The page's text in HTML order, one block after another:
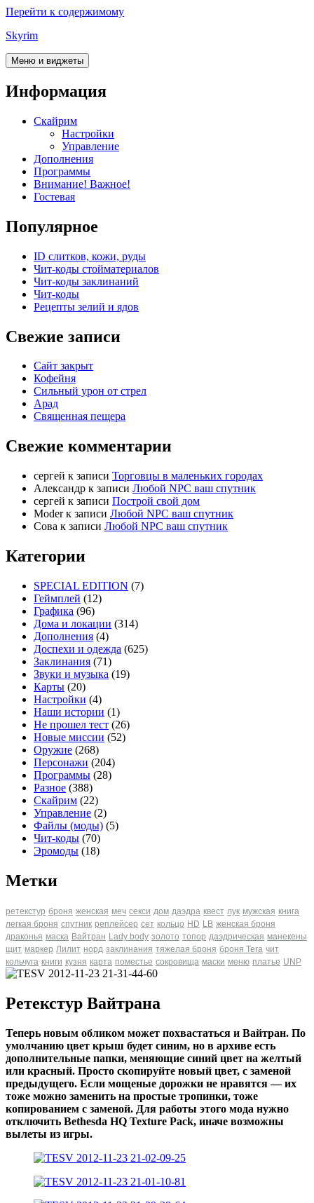
Перейти к содержимому
Skyrim
Меню и виджеты
Информация
Скайрим
Настройки
Управление
Дополнения
Программы
Внимание! Важное!
Гостевая
Популярное
ID слитков, кожи, руды
Чит-коды стойматериалов
Чит-коды заклинаний
Чит-коды
Рецепты зелий и ядов
Свежие записи
Сайт закрыт
Кофейня
Cильный урон от стрел
Арад
Священная пещера
Свежие комментарии
cергей к записи Торговцы в маленьких городах
Александр к записи Любой NPC ваш спутник
cергей к записи Построй свой дом
Moderк записи Любой NPC ваш спутник
Сова к записи Любой NPC ваш спутник
Категории
SPECIAL EDITION (7)
Геймплей (12)
Графика (96)
Дома и локации (314)
Дополнения (4)
Доспехи и одежда (625)
Заклинания (71)
Звуки и музыка (19)
Карты (20)
Настройки (4)
Наши истории (1)
Не прошел тест (26)
Новые миссии (52)
Оружие (268)
Персонажи (204)
Программы (28)
Разное (388)
Скайрим (22)
Управление (2)
Файлы (моды) (5)
Чит-коды (70)
Эромоды (18)
Метки
ретекстур броня женская меч секси дом даэдра квест лук мужская книга
легкая броня спутник реплейсер сет кольцо HD LB женская броня
драконья маска Вайтран Lady body золото топор даэдрическая манекены
щит маркер Лилит норд заклинания тяжелая броня броня Tera чит
кольчуга книги кузня карта поместье сокровища маски меню платье UNP
Ретекстур Вайтрана
Теперь новым обликом может похвастаться и Вайтран. По
умолчанию цвет крыш будет синим, но в архиве есть
дополнительные папки, меняющие синий цвет на желтый
или красный. Просто скопируйте новый цвет, с заменой
предыдущего. Если мощеные дорожки не нравятся — их
тоже можно заменить на простые тропинки, тоже
копированием с заменой. Для работы этого мода нужно
отключить Bethesda HQ Texture Pack, иначе возможны
вылеты из игры.